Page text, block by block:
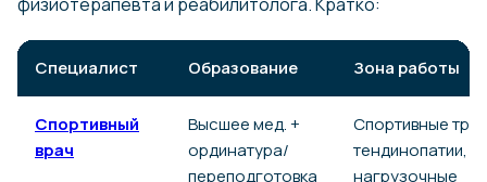
Специалист Образование Зона работы
Спортивный
врач
Высшее мед. +
ординатура/
переподготовка
Спортивные
тендинопатии,
нагрузочные